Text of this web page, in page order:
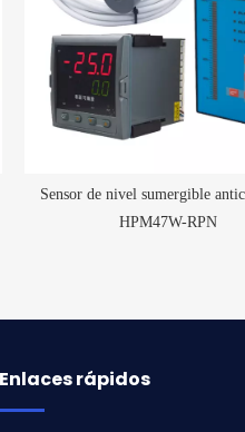
Sensor de nivel sumergible
HPM47W-RPN
Enlaces rápidos